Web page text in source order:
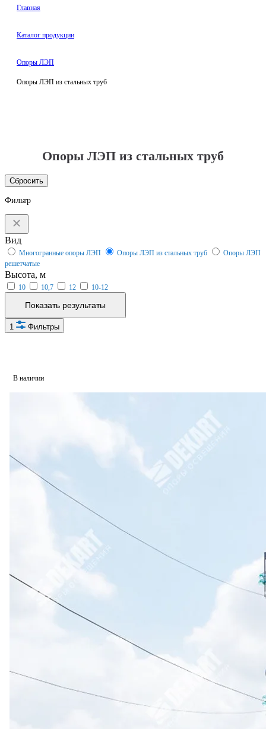
Главная
Каталог продукции
Опоры ЛЭП
Опоры ЛЭП из стальных труб
Опоры ЛЭП из стальных труб
Сбросить
Фильтр
Вид
Многогранные опоры ЛЭП Опоры ЛЭП из стальных труб
Опоры ЛЭП
решетчатые
Высота, м
10 10,7 12 10-12
Показать результаты
1 Фильтры
В наличии